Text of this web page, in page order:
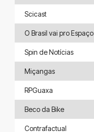
Scicast
O Brasil vai pro Espaço
Spin de Notícias
Miçangas
RPGuaxa
Beco da Bike
Contrafactual